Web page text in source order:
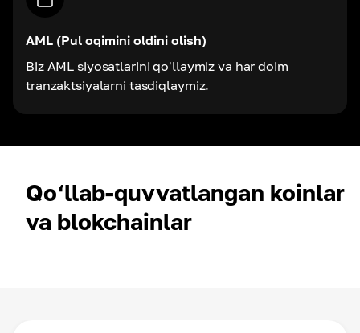
AML (Pul oqimini oldini olish)
Biz AML siyosatlarini qo'llaymiz va har doim
tranzaktsiyalarni tasdiqlaymiz.
Qo‘llab-quvvatlangan koinlar
va blokchainlar